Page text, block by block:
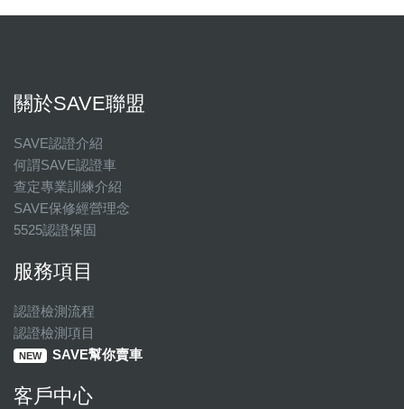
關於SAVE聯盟
SAVE認證介紹
何謂SAVE認證車
查定專業訓練介紹
SAVE保修經營理念
5525認證保固
服務項目
認證檢測流程
認證檢測項目
NEW SAVE幫你賣車
客戶中心